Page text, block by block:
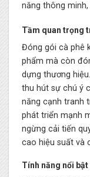
năng thông
Tầm quan trọng
Đóng gói cà phê
phẩm mà còn
dựng thương
thu hút sự chú ý
năng cạnh tranh
phát triển mạnh
ngừng cải tiến
cao hiệu suất và
Tính năng nổi